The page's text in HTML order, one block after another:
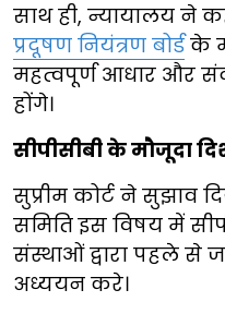
साथ ही, न्यायालय ने
प्रदूषण नियंत्रण बोर्डके
महत्वपूर्ण आधार और
होंगे।
सीपीसीबी के मौजूदा
सुप्रीम कोर्ट ने सुझाव
समिति इस विषय में
संस्थाओं द्वारा पहले से
अध्ययन करे।